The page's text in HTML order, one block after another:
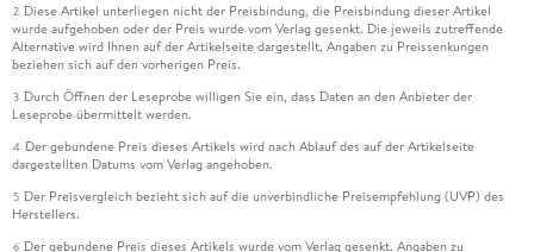
2 Diese Artikel unterliegen nicht der Preisbindung, die Preisbindung dieser Artikel
wurde aufgehoben oder der Preis wurde vom Verlag gesenkt. Die jeweils zutreffende
Alternative wird Ihnen auf der Artikelseite dargestellt. Angaben zu Preissenkungen
beziehen sich auf den vorherigen Preis.
3 Durch Öffnen der Leseprobe willigen Sie ein, dass Daten an den Anbieter der
Leseprobe übermittelt werden.
4 Der gebundene Preis dieses Artikels wird nach Ablauf des auf der Artikelseite
dargestellten Datums vom Verlag angehoben.
5 Der Preisvergleich bezieht sich auf die unverbindliche Preisempfehlung (UVP) des
Herstellers.
6 Der gebundene Preis dieses Artikels wurde vom Verlag gesenkt. Angaben zu